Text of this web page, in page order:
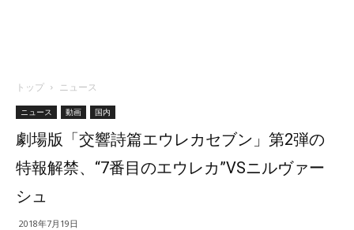
トップ ニュース
ニュース 動画 国内
劇場版「交響詩篇エウレカセブン」第2弾の
特報解禁、“7番目のエウレカ”VSニルヴァー
シュ
2018年7月19日